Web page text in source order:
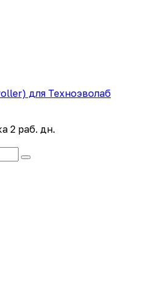
для Техноэволаб
2 раб. дн.